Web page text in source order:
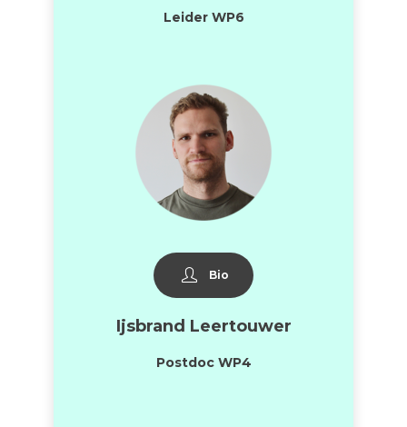
Leider WP6
Bio
Ijsbrand Leertouwer
Postdoc WP4